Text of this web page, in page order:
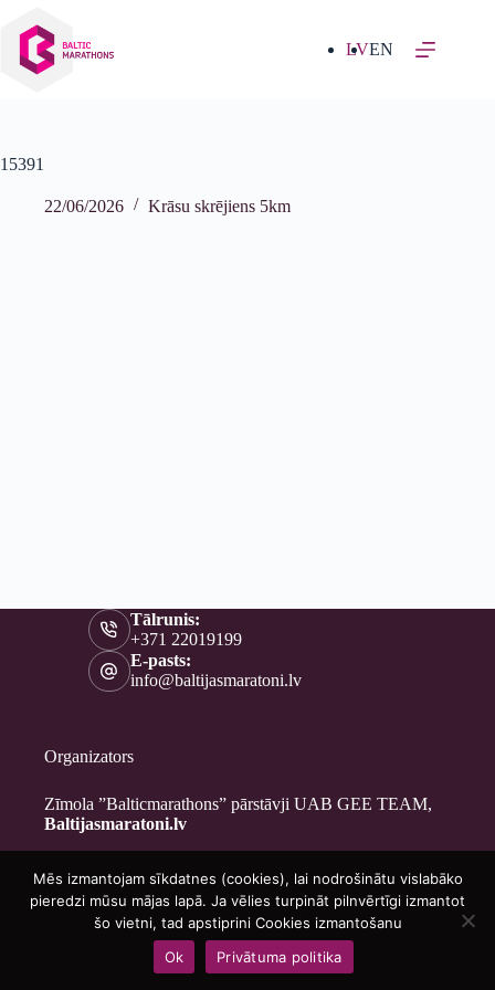
saturu
LVEN
15391
22/06/2026 Krāsu skrējiens 5km
Tālrunis:
+371 22019199
E-pasts:
info@baltijasmaratoni.lv
Organizators
Zīmola ”Balticmarathons” pārstāvji UAB GEE TEAM,
Baltijasmaratoni.lv
Kontakti
Par mums
Brīvprātīgajiem
Privātuma politika
Copyright © 2026 - Baltijasmaratoni.lv
Mēs izmantojam sīkdatnes (cookies), lai nodrošinātu vislabāko
pieredzi mūsu mājas lapā. Ja vēlies turpināt pilnvērtīgi izmantot
šo vietni, tad apstiprini Cookies izmantošanu
Ok
Privātuma politika